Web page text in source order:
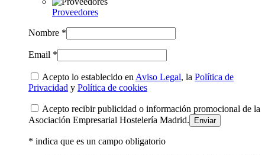
Proveedores
Nombre *
Email *
Acepto lo establecido en Aviso Legal, la Política de
Privacidad y Política de cookies
Acepto recibir publicidad o información promocional de la
Asociación Empresarial Hostelería Madrid.
* indica que es un campo obligatorio